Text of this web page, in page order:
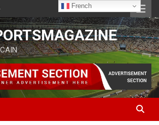
French